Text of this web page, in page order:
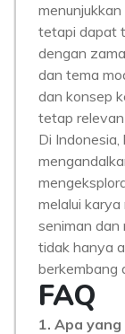
tetapi dapat
dengan
dan tema
dan konsep
tetap relevan
Di
melalui
seniman dan
tidak hanya
berkembang
FAQ
1. Apa